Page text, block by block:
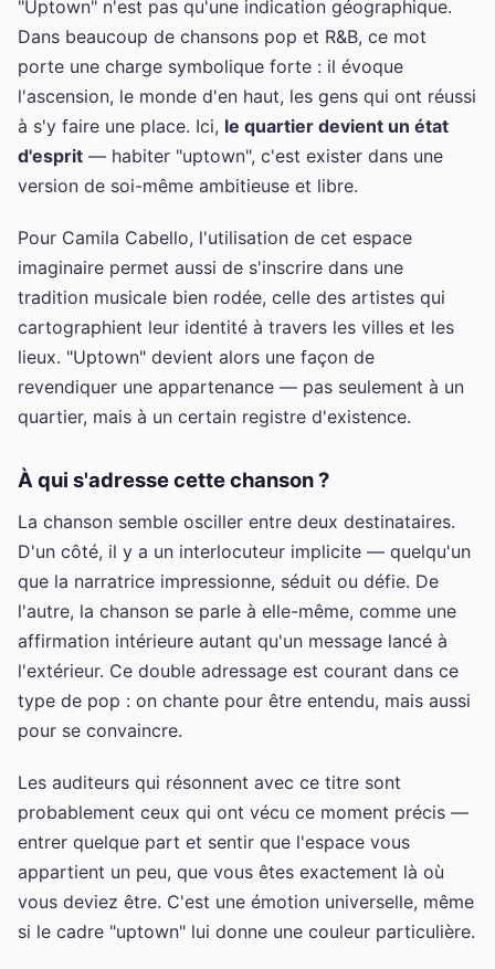
"Uptown" n'est pas qu'une indication géographique.
Dans beaucoup de chansons pop et R&B, ce mot
porte une charge symbolique forte : il évoque
l'ascension, le monde d'en haut, les gens qui ont réussi
à s'y faire une place. Ici, le quartier devient un état
d'esprit — habiter "uptown", c'est exister dans une
version de soi-même ambitieuse et libre.
Pour Camila Cabello, l'utilisation de cet espace
imaginaire permet aussi de s'inscrire dans une
tradition musicale bien rodée, celle des artistes qui
cartographient leur identité à travers les villes et les
lieux. "Uptown" devient alors une façon de
revendiquer une appartenance — pas seulement à un
quartier, mais à un certain registre d'existence.
À qui s'adresse cette chanson ?
La chanson semble osciller entre deux destinataires.
D'un côté, il y a un interlocuteur implicite — quelqu'un
que la narratrice impressionne, séduit ou défie. De
l'autre, la chanson se parle à elle-même, comme une
affirmation intérieure autant qu'un message lancé à
l'extérieur. Ce double adressage est courant dans ce
type de pop : on chante pour être entendu, mais aussi
pour se convaincre.
Les auditeurs qui résonnent avec ce titre sont
probablement ceux qui ont vécu ce moment précis —
entrer quelque part et sentir que l'espace vous
appartient un peu, que vous êtes exactement là où
vous deviez être. C'est une émotion universelle, même
si le cadre "uptown" lui donne une couleur particulière.